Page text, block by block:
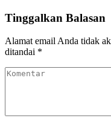
Tinggalkan Balasan
Alamat email Anda tidak
ditandai *